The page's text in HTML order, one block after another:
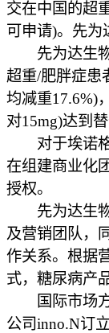
交在中国的超
可申请)。先
先为达生物
超重/肥胖症患
均减重17.6%)
对15mg)达到
对于埃诺格
在组建商业化
授权。
先为达生物
及营销团队，
作关系。根据
式，糖尿病产
国际市场方
公司inno.N订